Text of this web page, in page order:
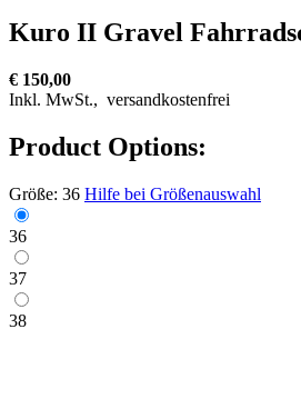
Kuro II Gravel
€ 150,00
Inkl. MwSt., versandkostenfrei
Product Options:
Größe: 36 Hilfe bei Größenauswahl
36
37
38